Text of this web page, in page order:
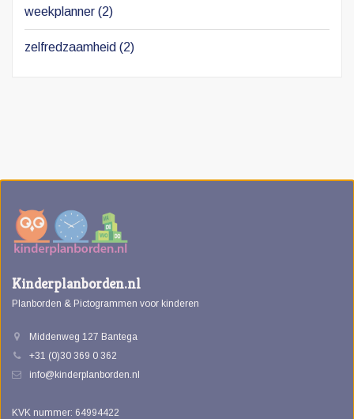
weekplanner (2)
zelfredzaamheid (2)
Kinderplanborden.nl
Planborden & Pictogrammen voor kinderen
Middenweg 127 Bantega
+31 (0)30 369 0 362
info@kinderplanborden.nl
KVK nummer: 64994422